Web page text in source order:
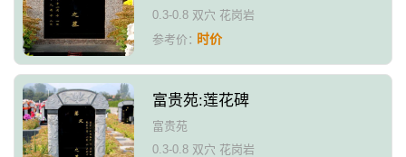
0.3-0.8 双穴 花岗岩
参考价：时价
富贵苑:莲花碑
富贵苑
0.3-0.8 双穴 花岗岩